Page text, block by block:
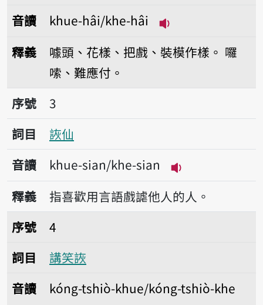
音讀
khue-hâi/khe-hâi
釋義 噱頭、花樣、把戲、裝模作樣。 囉
嗦、難應付。
序號3詼仙
序號
3
詞目
詼仙
音讀
khue-sian/khe-sian
播放音讀khue-
釋義
指喜歡用言語戲謔他人的人。
序號4講笑詼
序號
4
詞目
講笑詼
音讀
kóng-tshiò-khue/kóng-tshiò-khe